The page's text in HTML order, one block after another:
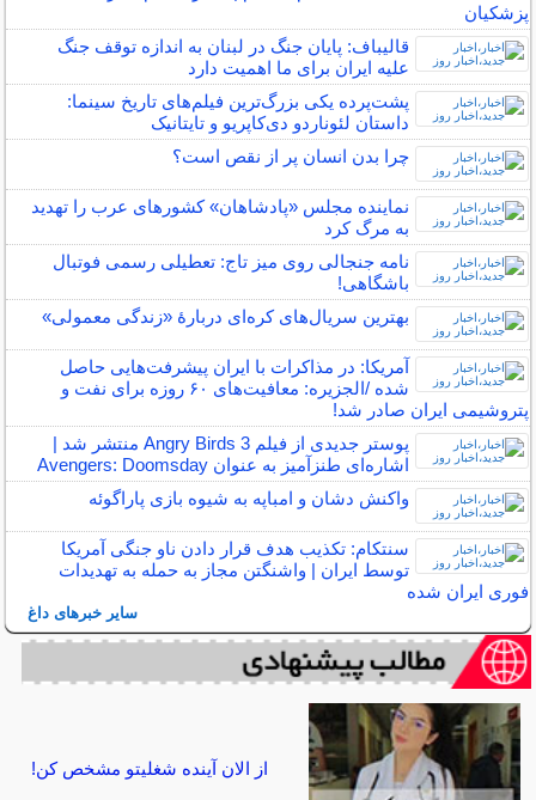
پزشکیان
قالیباف: پایان جنگ در لبنان به اندازه توقف جنگ
علیه ایران برای ما اهمیت دارد
پشت‌پرده یکی بزرگ‌ترین فیلم‌های تاریخ سینما:
داستان لئوناردو دی‌کاپریو و تایتانیک
چرا بدن انسان پر از نقص است؟
نماینده مجلس «پادشاهان» کشورهای عرب را تهدید
به مرگ کرد
نامه جنجالی روی میز تاج: تعطیلی رسمی فوتبال
باشگاهی!
بهترین سریال‌های کره‌ای دربارۀ «زندگی معمولی»
آمریکا: در مذاکرات با ایران پیشرفت‌هایی حاصل
شده /الجزیره: معافیت‌های ۶۰ روزه برای نفت و
پتروشیمی ایران صادر شد!
پوستر جدیدی از فیلم Angry Birds 3 منتشر شد |
اشاره‌ای طنزآمیز به عنوان Avengers: Doomsday
واکنش دشان و امباپه به شیوه بازی پاراگوئه
سنتکام: تکذیب هدف قرار دادن ناو جنگی آمریکا
توسط ایران | واشنگتن مجاز به حمله به تهدیدات
فوری ایران شده
سایر خبرهای داغ
از الان آینده شغلیتو مشخص کن!